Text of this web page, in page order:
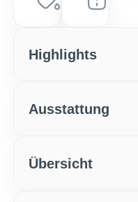
Dezir-Rot Metallic
0 km
Highlights
Ausstattung
Übersicht